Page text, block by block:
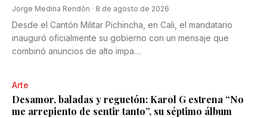
Jorge Medina Rendón · 8 de agosto de 2026
Desde el Cantón Militar Pichincha, en Cali, el mandatario
inauguró oficialmente su gobierno con un mensaje que
combinó anuncios de alto impa…
Arte
Desamor, baladas y reguetón: Karol G estrena “No
me arrepiento de sentir tanto”, su séptimo álbum